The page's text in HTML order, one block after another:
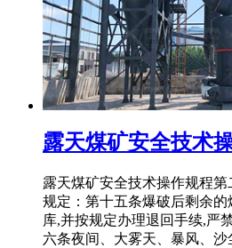
露天煤矿安全技术
露天煤矿安全技术操作规程
规定：第十五条爆破后剩余
库,并按规定办理退回手续,严
六条夜间、大雾天、暴风、